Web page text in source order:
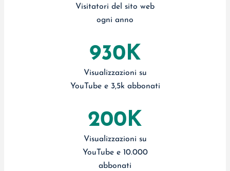
Visitatori del sito web
ogni anno
930K
Visualizzazioni su
YouTube e 3,5k abbonati
200K
Visualizzazioni su
YouTube e 10.000
abbonati